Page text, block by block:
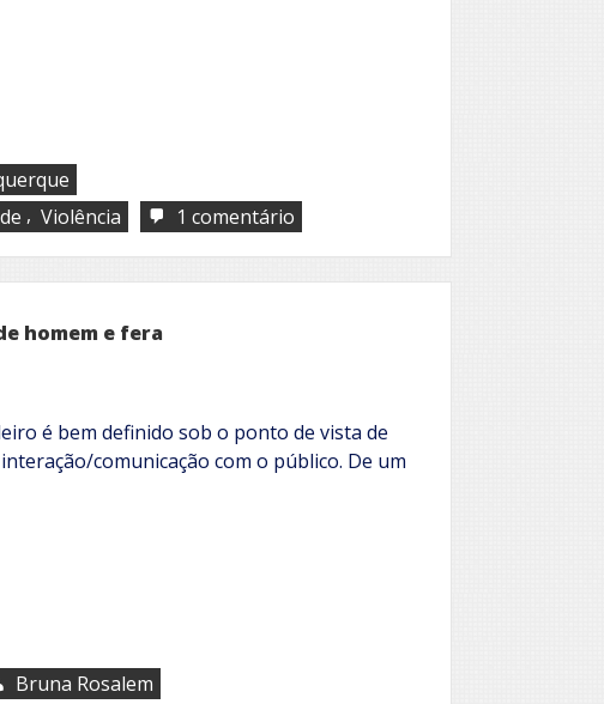
, Violência 1 comentário
O
que
vai
homem e fera
é bem definido sob o ponto de vista de
comunicação com o público. De um
Bruna Rosalem